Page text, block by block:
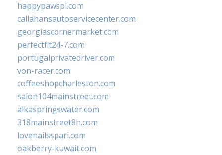
happypawspl.com
callahansautoservicecenter.com
georgiascornermarket.com
perfectfit24-7.com
portugalprivatedriver.com
von-racer.com
coffeeshopcharleston.com
salon104mainstreet.com
alkaspringswater.com
318mainstreet8h.com
lovenailsspari.com
oakberry-kuwait.com